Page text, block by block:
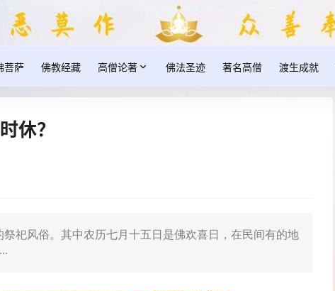
菩萨 佛教经藏 高僧论著 佛法圣迹 著名高僧 渡生成就
休？
祀风俗。其中农历七月十五日是佛欢喜日，在民间有的地